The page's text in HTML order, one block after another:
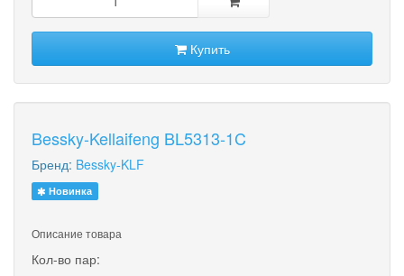
Купить
Bessky-Kellaifeng BL5313-1C
Бренд: Bessky-KLF
Новинка
Описание товара
Кол-во пар: